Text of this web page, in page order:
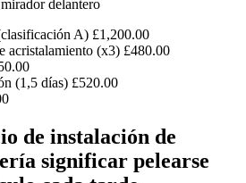
delantero
A) £1,200.00
acristalamiento (x3) £480.00
(1,5 días) £520.00
de instalación de
significar pelearse